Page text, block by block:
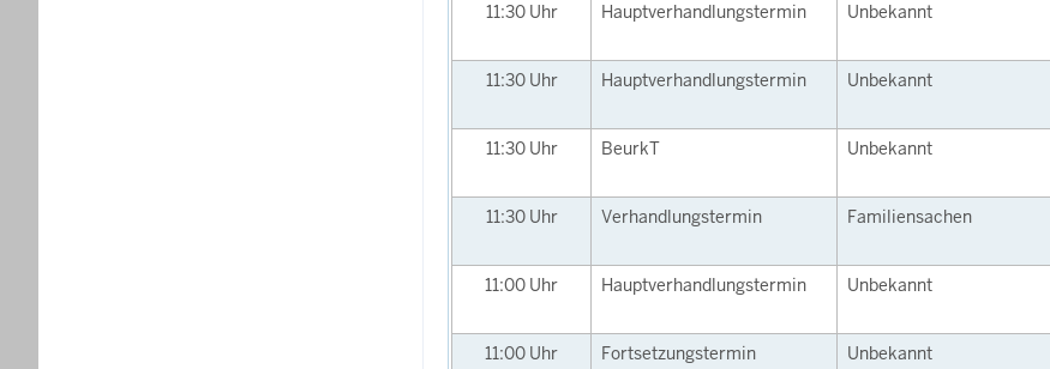
11:30 Uhr Hauptverhandlungstermin Unbekannt
11:30 Uhr Hauptverhandlungstermin Unbekannt
11:30 Uhr BeurkT Unbekannt
11:30 Uhr Verhandlungstermin Familiensachen
11:00 Uhr Hauptverhandlungstermin Unbekannt
11:00 Uhr Fortsetzungstermin Unbekannt